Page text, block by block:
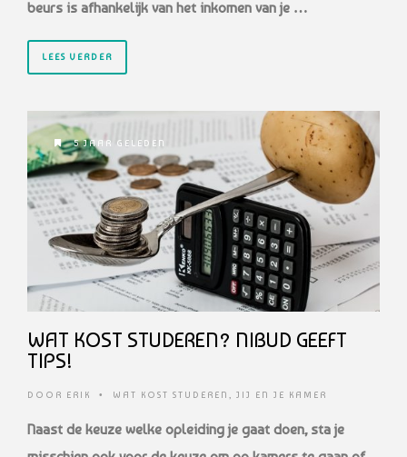
beurs is afhankelijk van het inkomen van je …
LEES VERDER
5 JAAR GELEDEN
WAT KOST STUDEREN? NIBUD GEEFT
TIPS!
DOOR ERIK • WAT KOST STUDEREN , JIJ EN JE KAMER
Naast de keuze welke opleiding je gaat doen, sta je